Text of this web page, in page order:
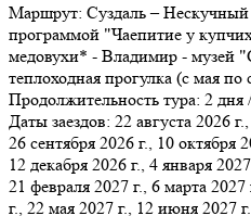
Маршрут: Суздаль –
программой "Чаепитие у
медовухи* - Владимир - музей
теплоходная прогулка (с мая по
Продолжительность тура: 2 дня
Даты заездов: 22 августа 2026
26 сентября 2026 г., 10 октября
12 декабря 2026 г., 4 января
21 февраля 2027 г., 6 марта
г., 22 мая 2027 г., 12 июня 2027